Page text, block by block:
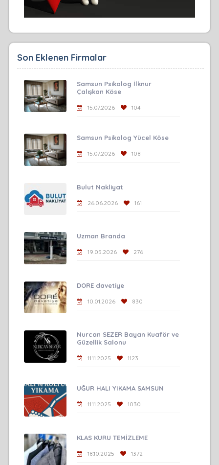
Son Eklenen Firmalar
Samsun Psikolog İlknur
Çalışkan Köse
15.07.2026 104
Samsun Psikolog Yücel Köse
15.07.2026 108
Bulut Nakliyat
26.06.2026 161
Uzman Branda
19.05.2026 276
DORE davetiye
10.01.2026 830
Nurcan SEZER Bayan Kuaför ve
Güzellik Salonu
11.11.2025 1123
UĞUR HALI YIKAMA SAMSUN
11.11.2025 1030
KLAS KURU TEMİZLEME
18.10.2025 1372